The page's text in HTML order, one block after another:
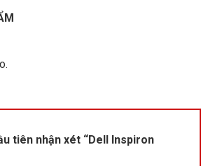
tiên nhận xét “Dell Inspiron